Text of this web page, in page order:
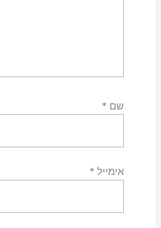
שם *
אימייל *